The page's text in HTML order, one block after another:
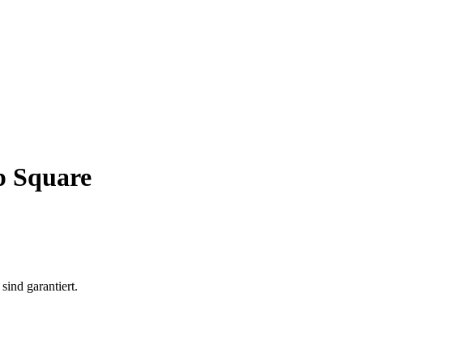
Square
garantiert.